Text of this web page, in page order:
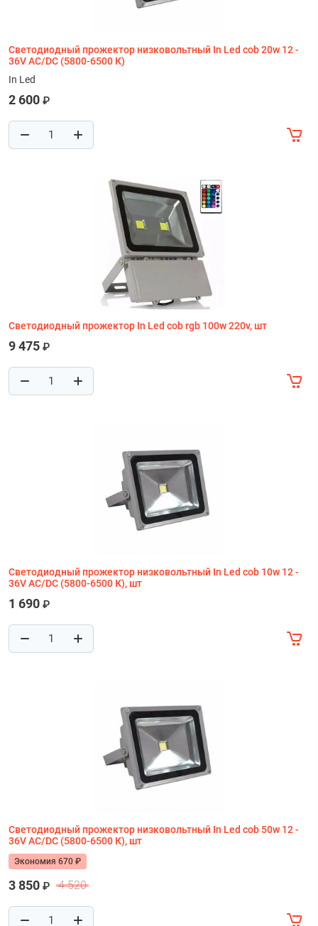
Светодиодный прожектор низковольтный In Led cob 20w 12 -
36V AC/DC (5800-6500 К)
In Led
2 600 ₽
Светодиодный прожектор In Led cob rgb 100w 220v, шт
9 475 ₽
Светодиодный прожектор низковольтный In Led cob 10w 12 -
36V AC/DC (5800-6500 К), шт
1 690 ₽
Светодиодный прожектор низковольтный In Led cob 50w 12 -
36V AC/DC (5800-6500 К), шт
Экономия 670 ₽
3 850 ₽ 4 520